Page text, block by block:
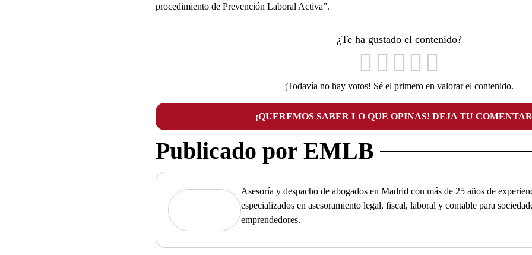
procedimiento de Prevención Laboral Activa”.
¿Te ha gustado el contenido?
¡Todavía no hay votos! Sé el primero en valorar el contenido.
¡QUEREMOS SABER LO QUE OPINAS! DEJA TU
Publicado por EMLB
Asesoría y despacho de abogados en Madrid con más de 25 años de
especializados en asesoramiento legal, fiscal, laboral y contable para
emprendedores.